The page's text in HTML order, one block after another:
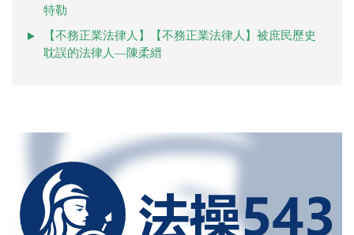
特勒
【不務正業法律人】【不務正業法律人】被庶民歷史
耽誤的法律人—陳柔縉